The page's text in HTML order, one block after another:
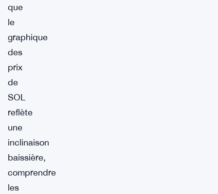
que
le
graphique
des
prix
de
SOL
reflète
une
inclinaison
baissière,
comprendre
les